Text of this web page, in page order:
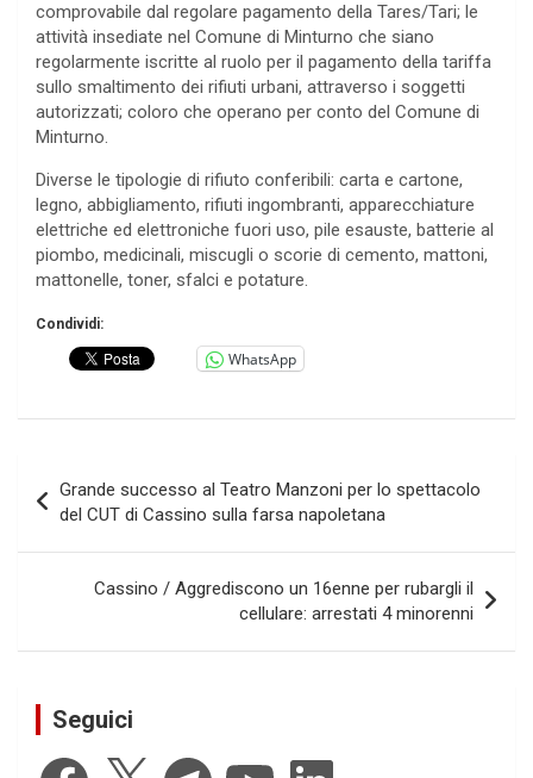
comprovabile dal regolare pagamento della Tares/Tari; le
attività insediate nel Comune di Minturno che siano
regolarmente iscritte al ruolo per il pagamento della tariffa
sullo smaltimento dei rifiuti urbani, attraverso i soggetti
autorizzati; coloro che operano per conto del Comune di
Minturno.
Diverse le tipologie di rifiuto conferibili: carta e cartone,
legno, abbigliamento, rifiuti ingombranti, apparecchiature
elettriche ed elettroniche fuori uso, pile esauste, batterie al
piombo, medicinali, miscugli o scorie di cemento, mattoni,
mattonelle, toner, sfalci e potature.
Condividi:
WhatsApp
articoli
Grande successo al Teatro Manzoni per lo spettacolo
del CUT di Cassino sulla farsa napoletana
Cassino / Aggrediscono un 16enne per rubargli il
cellulare: arrestati 4 minorenni
Seguici
Facebook Telegram YouTube LinkedIn